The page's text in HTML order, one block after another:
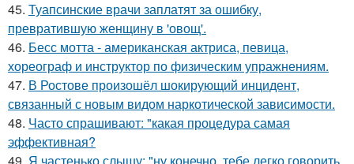
45. Туапсинские врачи заплатят за ошибку,
превратившую женщину в 'овощ'.
46. Бесс мотта - американская актриса, певица,
хореограф и инструктор по физическим упражнениям.
47. В Ростове произошёл шокирующий инцидент,
связанный с новым видом наркотической зависимости.
48. Часто спрашивают: "какая процедура самая
эффективная?